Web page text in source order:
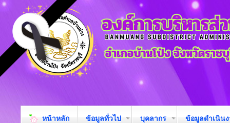
หน้าหลัก ข้อมูลทั่วไป บุคลากร ข้อมูลดำเนิน